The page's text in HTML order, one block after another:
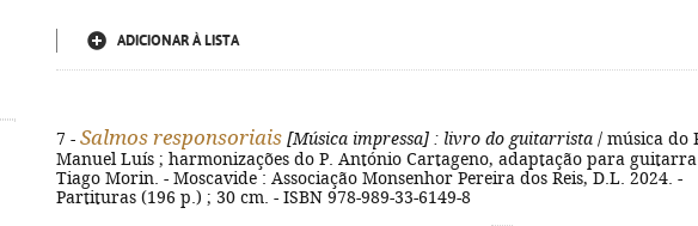
ADICIONAR À LISTA
7 - Salmos responsoriais [Música impressa] : livro do guitarrista / música do
Manuel Luís ; harmonizações do P. António Cartageno, adaptação para
Tiago Morin. - Moscavide : Associação Monsenhor Pereira dos Reis, D.L. 2024. -
Partituras (196 p.) ; 30 cm. - ISBN 978-989-33-6149-8